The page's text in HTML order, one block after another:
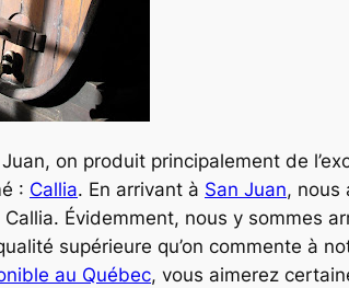
on produit principalement de
: Callia. En arrivant à San Juan, nous
Évidemment, nous y sommes
supérieure qu’on commente à
au Québec, vous aimerez